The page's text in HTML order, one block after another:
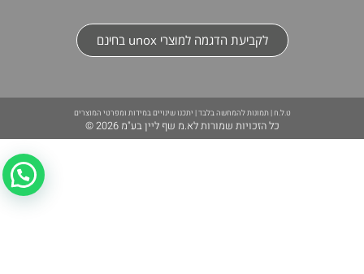
לקביעת הדגמה למוצרי unox בחינם
ט.ל.ח | תמונות להמחשה בלבד | יתכנו שינויים במידות ומפרטי המוצרים
כל הזכויות שמורות לא.מ שף ליין בע"מ 2026 ©